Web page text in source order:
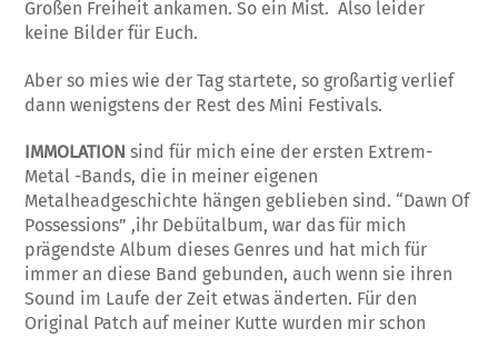
Großen Freiheit ankamen. So ein Mist. Also leider
keine Bilder für Euch.
Aber so mies wie der Tag startete, so großartig verlief
dann wenigstens der Rest des Mini Festivals.
IMMOLATION sind für mich eine der ersten Extrem-
Metal -Bands, die in meiner eigenen
Metalheadgeschichte hängen geblieben sind. “Dawn Of
Possessions” ,ihr Debütalbum, war das für mich
prägendste Album dieses Genres und hat mich für
immer an diese Band gebunden, auch wenn sie ihren
Sound im Laufe der Zeit etwas änderten. Für den
Original Patch auf meiner Kutte wurden mir schon